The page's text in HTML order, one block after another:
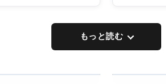
もっと読む